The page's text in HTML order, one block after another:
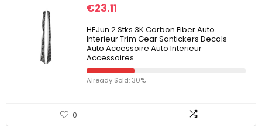
€23.11
HEJun 2 Stks 3K Carbon Fiber Auto
Interieur Trim Gear Santickers Decals
Auto Accessoire Auto Interieur
Accessoires…
Already Sold: 30%
0